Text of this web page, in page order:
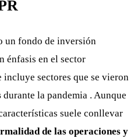
un fondo de inversión
énfasis en el sector
incluye sectores que se vieron
durante la pandemia . Aunque
suele conllevar
de las operaciones y